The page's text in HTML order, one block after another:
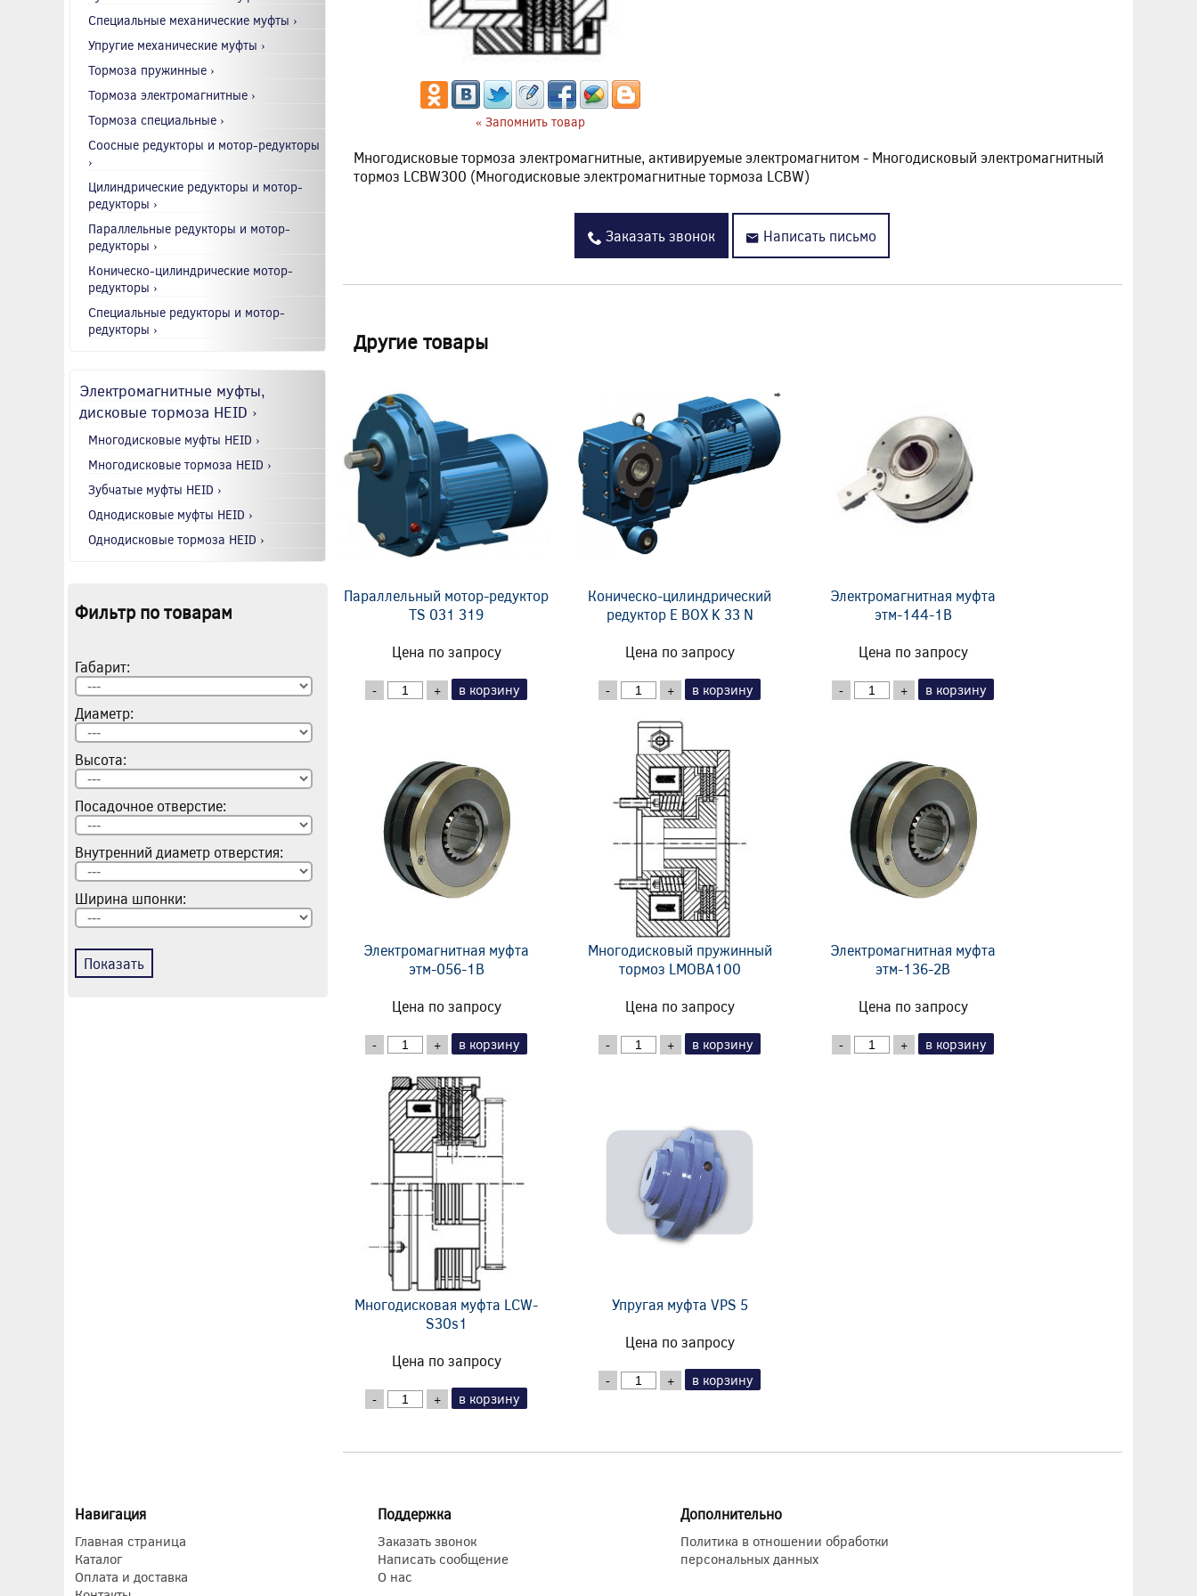
Специальные механические муфты ›
Упругие механические муфты ›
Тормоза пружинные ›
Тормоза электромагнитные ›
Тормоза специальные ›
Соосные редукторы и мотор-редукторы
›
Цилиндрические редукторы и мотор-
редукторы ›
Параллельные редукторы и мотор-
редукторы ›
Коническо-цилиндрические мотор-
редукторы ›
Специальные редукторы и мотор-
редукторы ›
Электромагнитные муфты,
дисковые тормоза HEID ›
Многодисковые муфты HEID ›
Многодисковые тормоза HEID ›
Зубчатые муфты HEID ›
Однодисковые муфты HEID ›
Однодисковые тормоза HEID ›
Фильтр по товарам
Габарит:
Диаметр:
Высота:
Посадочное отверстие:
Внутренний диаметр отверстия:
Ширина шпонки:
Показать
« Запомнить товар
Многодисковые тормоза электромагнитные, активируемые электромагнитом - Многодисковый электромагнитный
тормоз LCBW300 (Многодисковые электромагнитные тормоза LCBW)
Заказать звонок Написать письмо
Другие товары
Параллельный мотор-редуктор
TS 031 319
Цена по запросу
- + в корзину
Коническо-цилиндрический
редуктор E BOX K 33 N
Цена по запросу
- + в корзину
Электромагнитная муфта
этм-144-1В
Цена по запросу
- + в корзину
Электромагнитная муфта
этм-056-1В
Цена по запросу
- + в корзину
Многодисковый пружинный
тормоз LMOBA100
Цена по запросу
- + в корзину
Электромагнитная муфта
этм-136-2В
Цена по запросу
- + в корзину
Многодисковая муфта LCW-
S30s1
Цена по запросу
- + в корзину
Упругая муфта VPS 5
Цена по запросу
- + в корзину
Навигация
Главная страница
Каталог
Оплата и доставка
Поддержка
Заказать звонок
Написать сообщение
О нас
Дополнительно
Политика в отношении обработки
персональных данных